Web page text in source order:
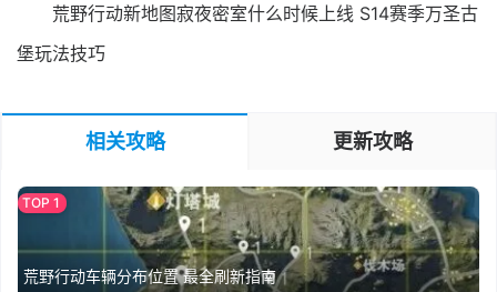
荒野行动新地图寂夜密室什么时候上线 S14赛季万圣古
堡玩法技巧
相关攻略 更新攻略
荒野行动车辆分布位置 最全刷新指南